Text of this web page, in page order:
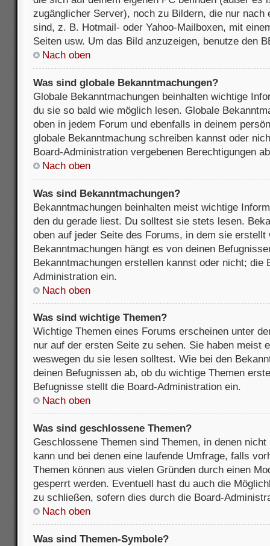
zugänglicher Server), noch zu Bildern, die nur nach
sind, z. B. Hotmail- oder Yahoo-Mailboxen, mit
Seiten usw. Um das Bild anzuzeigen, benutze den
Nach oben
Was sind globale Bekanntmachungen?
Globale Bekanntmachungen beinhalten wichtige
du sie so bald wie möglich lesen. Globale
oben in jedem Forum und ebenfalls in deinem
globale Bekanntmachung schreiben kannst oder
Board-Administration vergebenen Berechtigungen
Nach oben
Was sind Bekanntmachungen?
Bekanntmachungen beinhalten meist wichtige
den du gerade liest. Du solltest sie stets lesen.
oben auf jeder Seite des Forums, in dem sie erstellt
Bekanntmachungen hängt es von deinen
Bekanntmachungen erstellen kannst oder nicht; die
Administration ein.
Nach oben
Was sind wichtige Themen?
Wichtige Themen eines Forums erscheinen unter
nur auf der ersten Seite zu sehen. Sie haben meist
weswegen du sie lesen solltest. Wie bei den
deinen Befugnissen ab, ob du wichtige Themen
Befugnisse stellt die Board-Administration ein.
Nach oben
Was sind geschlossene Themen?
Geschlossene Themen sind Themen, in denen
kann und bei denen eine laufende Umfrage, falls
Themen können aus vielen Gründen durch einen
gesperrt werden. Eventuell hast du auch die
zu schließen, sofern dies durch die Board-
Nach oben
Was sind Themen-Symbole?